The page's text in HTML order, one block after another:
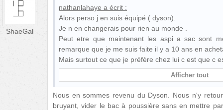
ShaeGal
nathanlahaye a écrit :
Alors perso j en suis équipé ( dyson).
Je n en changerais pour rien au monde .
Peut etre que maintenant les aspi a sac sont
remarque que je me suis faite il y a 10 ans en
Mais surtout ce que je préfère chez lui c est que c
Afficher tout
Nous en sommes revenu du Dyson. Nous n'y
bruyant, vider le bac à poussière sans en mettre